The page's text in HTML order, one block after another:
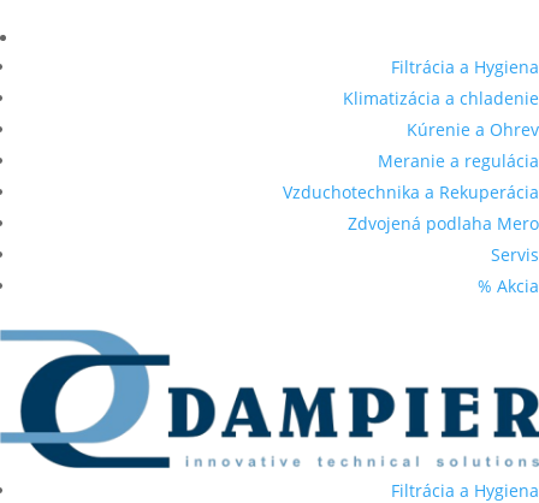
Filtrácia a Hygiena
Klimatizácia a chladenie
Kúrenie a Ohrev
Meranie a regulácia
Vzduchotechnika a Rekuperácia
Zdvojená podlaha Mero
Servis
% Akcia
Filtrácia a Hygiena